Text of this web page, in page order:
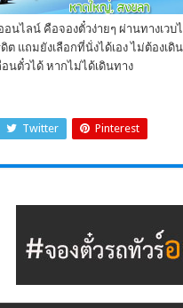
อนไลน์ คือจองตั๋วง่ายๆ ผ่านทางเว
ต แถมยังเลือกที่นั่งได้เอง ไม่ต้อง
นตั๋วได้ หากไม่ได้เดินทาง
Twitter Pinterest